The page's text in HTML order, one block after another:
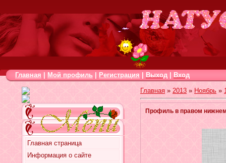
Главная Мой профиль Регистрация Выход Вход
Главная страница
Информация о сайте
Главная » 2013 » Ноябрь »
Профиль в правом